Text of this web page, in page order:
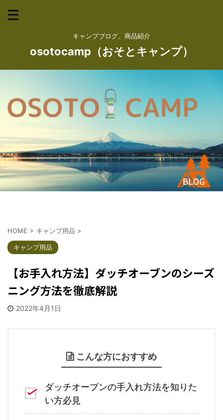
キャンプブログ、商品紹介
osotocamp（おそとキャンプ）
HOME > キャンプ用品 >
キャンプ用品
【お手入れ方法】ダッチオーブンのシーズ
ニング方法を徹底解説
2022年4月1日
こんな方におすすめ
ダッチオーブンの手入れ方法を知りた
い方必見